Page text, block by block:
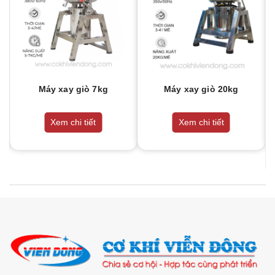
Máy xay giò 7kg
Xem chi tiết
Máy xay giò 20kg
Xem chi tiết